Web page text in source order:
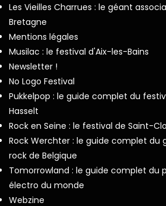
Les Vieilles Charrues : le géant
Bretagne
Mentions légales
Musilac : le festival d'Aix-les-Bains
Newsletter !
No Logo Festival
Pukkelpop : le guide complet du
Hasselt
Rock en Seine : le festival de Saint-
Rock Werchter : le guide complet du
rock de Belgique
Tomorrowland : le guide complet du
électro du monde
Webzine